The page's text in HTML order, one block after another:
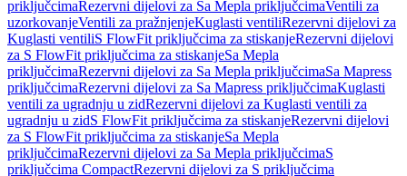
priključcimaRezervni dijelovi za Sa Mepla priključcimaVentili za
uzorkovanjeVentili za pražnjenjeKuglasti ventiliRezervni dijelovi za
Kuglasti ventiliS FlowFit priključcima za stiskanjeRezervni dijelovi
za S FlowFit priključcima za stiskanjeSa Mepla
priključcimaRezervni dijelovi za Sa Mepla priključcimaSa Mapress
priključcimaRezervni dijelovi za Sa Mapress priključcimaKuglasti
ventili za ugradnju u zidRezervni dijelovi za Kuglasti ventili za
ugradnju u zidS FlowFit priključcima za stiskanjeRezervni dijelovi
za S FlowFit priključcima za stiskanjeSa Mepla
priključcimaRezervni dijelovi za Sa Mepla priključcimaS
priključcima CompactRezervni dijelovi za S priključcima